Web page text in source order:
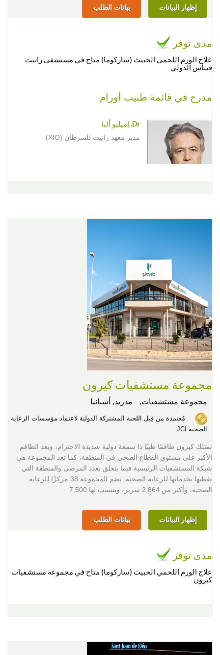
إظهار البيانات بيانات الطلب
مدى توفر
علاج الورم اللحمي الخبيث (ساركوما) متاح في مستشفى زانيت
فيتاس الدولي
مدرج في قائمة طبيب أورام
Dr. إميليو ألبا
مدير معهد زانيت للسرطان (XIO)
مجموعة مستشفيات كيرون
مجموعة مستشفيات, مدريد, أسبانيا
مُعتمدة من قِبل اللجنة المشتركة الدولية لاعتماد مؤسسات الرعاية
الصحية JCI
تمتلك كيرون طاقمًا طبيًا ذا سمعة دولية شديدة الاحترام، ويعد الطاقم
الأكبر على مستوى القطاع الصحي في المنطقة، كما تعد المجموعة هي
شبكة المستشفيات الرئيسية فيما يتعلق بعدد المرضى والمنطقة التي
تغطيها بخدماتها للرعاية الصحية. تضم المجموعة 38 مركزًا للرعاية
الصحية، وأكثر من 2,864 سرير، وينتسب لها 7,500
إظهار البيانات بيانات الطلب
مدى توفر
علاج الورم اللحمي الخبيث (ساركوما) متاح في مجموعة مستشفيات
كيرون